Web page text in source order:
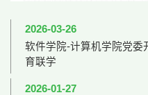
2026-03-26
软件学院-计算机学院党委
育联学
2026-01-27